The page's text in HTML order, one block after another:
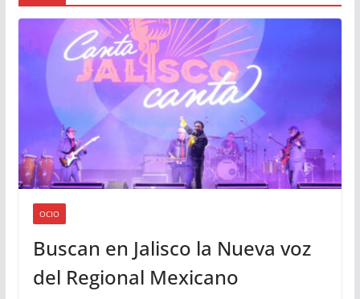
OCIO
Buscan en Jalisco la Nueva voz
del Regional Mexicano